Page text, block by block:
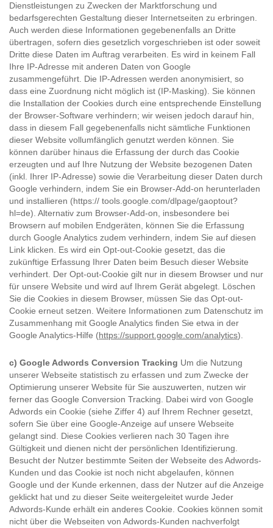
Dienstleistungen zu Zwecken der Marktforschung und
bedarfsgerechten Gestaltung dieser Internetseiten zu erbringen.
Auch werden diese Informationen gegebenenfalls an Dritte
übertragen, sofern dies gesetzlich vorgeschrieben ist oder soweit
Dritte diese Daten im Auftrag verarbeiten. Es wird in keinem Fall
Ihre IP-Adresse mit anderen Daten von Google
zusammengeführt. Die IP-Adressen werden anonymisiert, so
dass eine Zuordnung nicht möglich ist (IP-Masking). Sie können
die Installation der Cookies durch eine entsprechende Einstellung
der Browser-Software verhindern; wir weisen jedoch darauf hin,
dass in diesem Fall gegebenenfalls nicht sämtliche Funktionen
dieser Website vollumfänglich genutzt werden können. Sie
können darüber hinaus die Erfassung der durch das Cookie
erzeugten und auf Ihre Nutzung der Website bezogenen Daten
(inkl. Ihrer IP-Adresse) sowie die Verarbeitung dieser Daten durch
Google verhindern, indem Sie ein Browser-Add-on herunterladen
und installieren (https:// tools.google.com/dlpage/gaoptout?
hl=de). Alternativ zum Browser-Add-on, insbesondere bei
Browsern auf mobilen Endgeräten, können Sie die Erfassung
durch Google Analytics zudem verhindern, indem Sie auf diesen
Link klicken. Es wird ein Opt-out-Cookie gesetzt, das die
zukünftige Erfassung Ihrer Daten beim Besuch dieser Website
verhindert. Der Opt-out-Cookie gilt nur in diesem Browser und nur
für unsere Website und wird auf Ihrem Gerät abgelegt. Löschen
Sie die Cookies in diesem Browser, müssen Sie das Opt-out-
Cookie erneut setzen. Weitere Informationen zum Datenschutz im
Zusammenhang mit Google Analytics finden Sie etwa in der
Google Analytics-Hilfe (https://support.google.com/analytics).
c) Google Adwords Conversion Tracking Um die Nutzung
unserer Webseite statistisch zu erfassen und zum Zwecke der
Optimierung unserer Website für Sie auszuwerten, nutzen wir
ferner das Google Conversion Tracking. Dabei wird von Google
Adwords ein Cookie (siehe Ziffer 4) auf Ihrem Rechner gesetzt,
sofern Sie über eine Google-Anzeige auf unsere Webseite
gelangt sind. Diese Cookies verlieren nach 30 Tagen ihre
Gültigkeit und dienen nicht der persönlichen Identifizierung.
Besucht der Nutzer bestimmte Seiten der Webseite des Adwords-
Kunden und das Cookie ist noch nicht abgelaufen, können
Google und der Kunde erkennen, dass der Nutzer auf die Anzeige
geklickt hat und zu dieser Seite weitergeleitet wurde Jeder
Adwords-Kunde erhält ein anderes Cookie. Cookies können somit
nicht über die Webseiten von Adwords-Kunden nachverfolgt